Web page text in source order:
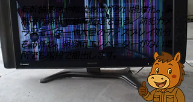
新幹線基地や物流倉庫が多い摂津市。事
務所の移転や倉庫整理で出る、防犯カメ
ラ用モニターや大量のディスプレイ処分
もお任せ。貨物用エレベーターがない場
所でも階段で搬出します。